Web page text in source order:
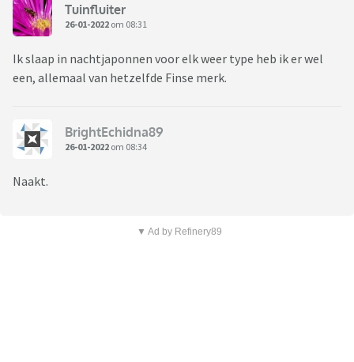
Tuinfluiter
26-01-2022 om 08:31
Ik slaap in nachtjaponnen voor elk weer type heb ik er wel
een, allemaal van hetzelfde Finse merk.
BrightEchidna89
26-01-2022 om 08:34
Naakt.
▼ Ad by Refinery89